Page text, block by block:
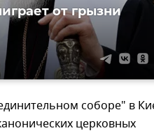
от грызни
соборе" в
церковных